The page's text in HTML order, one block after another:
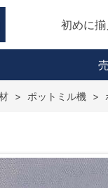
初めに
> ポットミル機 >